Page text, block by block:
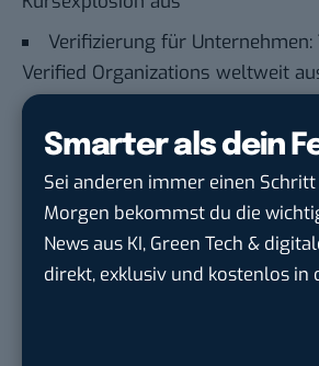
Smarter als dein
Sei anderen immer einen Schritt
Morgen bekommst du die
News aus KI, Green Tech &
direkt, exklusiv und kostenlos in
Verifizierung für
Verified Organizations weltweit
Twitter-Algorithmus: Diese 35
eine Sonderbehandlung
Twitter Blue: Elon Musk macht
kostenpflichtig
Du möchtest nicht abgehängt